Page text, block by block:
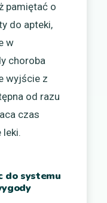
pamiętać o
do apteki,
w
choroba
wyjście z
od razu
czas
leki.
do systemu